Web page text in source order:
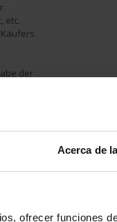
Acerca de
ofrecer funciones
etc.
der